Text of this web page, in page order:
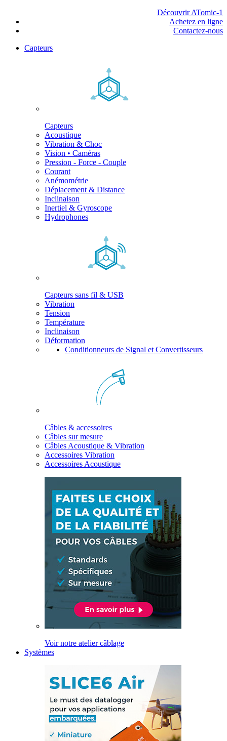
Découvrir ATomic-1
Achetez en ligne
Contactez-nous
Capteurs
Capteurs
Acoustique
Vibration & Choc
Vision • Caméras
Pression - Force - Couple
Courant
Anémométrie
Déplacement & Distance
Inclinaison
Inertiel & Gyroscope
Hydrophones
Capteurs sans fil & USB
Vibration
Tension
Température
Inclinaison
Déformation
Conditionneurs de Signal et Convertisseurs
Câbles & accessoires
Câbles sur mesure
Câbles Acoustique & Vibration
Accessoires Vibration
Accessoires Acoustique
Voir notre atelier câblage
Systèmes